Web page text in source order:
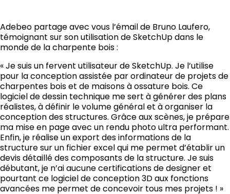
Adebeo partage avec vous l’émail de Bruno Laufero,
témoignant sur son utilisation de SketchUp dans le
monde de la charpente bois :
« Je suis un fervent utilisateur de SketchUp. Je l’utilise
pour la conception assistée par ordinateur de projets de
charpentes bois et de maisons à ossature bois. Ce
logiciel de dessin technique me sert à générer des plans
réalistes, à définir le volume général et à organiser la
conception des structures. Grâce aux scènes, je prépare
ma mise en page avec un rendu photo ultra performant.
Enfin, je réalise un export des informations de la
structure sur un fichier excel qui me permet d’établir un
devis détaillé des composants de la structure. Je suis
débutant, je n’ai aucune certifications de designer et
pourtant ce logiciel de conception 3D aux fonctions
avancées me permet de concevoir tous mes projets ! »